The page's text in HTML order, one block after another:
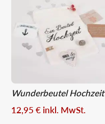
Wunderbeutel Hochzeit
12,95€ inkl. MwSt.